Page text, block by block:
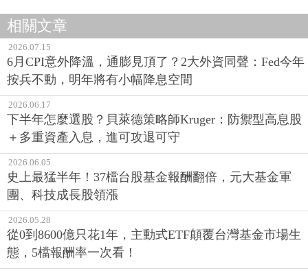
相關文章
2026.07.15
6月CPI意外降溫，通膨見頂了？2大外資同聲：Fed今年
按兵不動，明年將有小幅降息空間
2026.06.17
下半年怎麼選股？貝萊德策略師Kruger：防禦型高息股
＋多重資產入息，進可攻退可守
2026.06.05
史上最猛半年！37檔台股基金報酬翻倍，元大基金軍
團、科技成長股領漲
2026.05.28
從0到8600億只花1年，主動式ETF顛覆台灣基金市場生
態，5檔報酬率一次看！